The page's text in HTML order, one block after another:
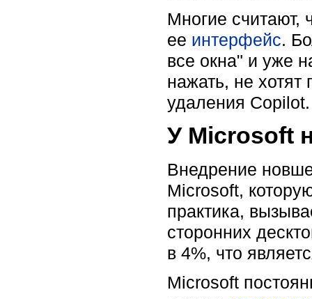
Многие считают,
ее интерфейс.
все окна" и уже
нажать, не хотят
удаления Copilot.
У Microsoft
Внедрение
Microsoft,
практика,
сторонних
в 4%, что
Microsoft